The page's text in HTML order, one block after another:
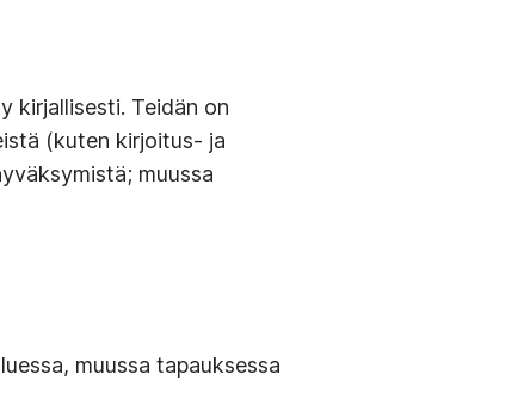
kirjallisesti. Teidän on
(kuten kirjoitus- ja
muussa
muussa tapauksessa